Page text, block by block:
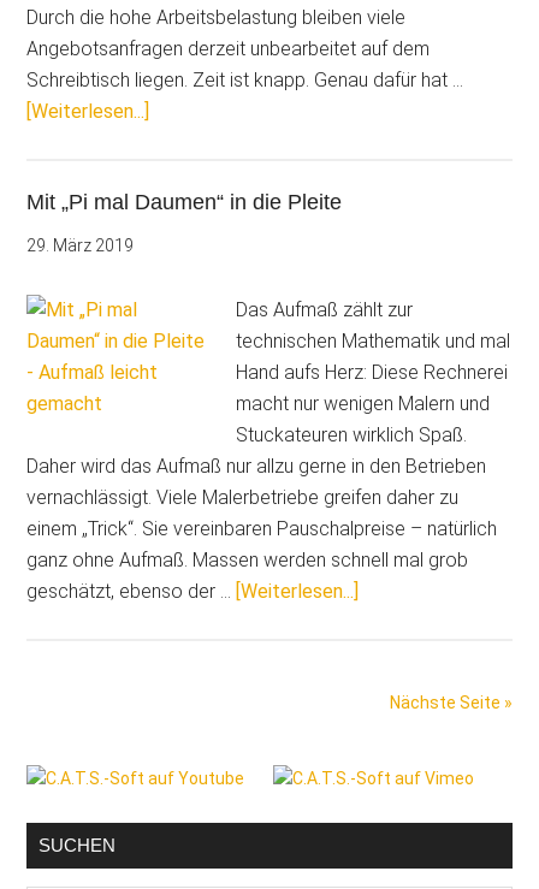
Durch die hohe Arbeitsbelastung bleiben viele
Angebotsanfragen derzeit unbearbeitet auf dem
Schreibtisch liegen. Zeit ist knapp. Genau dafür hat …
[Weiterlesen...]
–
Fotodokumentation
Mit „Pi mal Daumen“ in die Pleite
29. März 2019
Das Aufmaß zählt zur
technischen Mathematik und mal
Hand aufs Herz: Diese Rechnerei
macht nur wenigen Malern und
Stuckateuren wirklich Spaß.
Daher wird das Aufmaß nur allzu gerne in den Betrieben
vernachlässigt. Viele Malerbetriebe greifen daher zu
einem „Trick“. Sie vereinbaren Pauschalpreise – natürlich
ganz ohne Aufmaß. Massen werden schnell mal grob
geschätzt, ebenso der … [Weiterlesen...]
Pleite
Nächste Seite »
Seitenspalte
SUCHEN